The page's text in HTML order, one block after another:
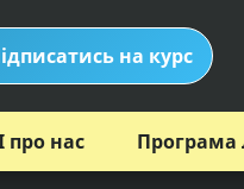
на курс
про нас Програма